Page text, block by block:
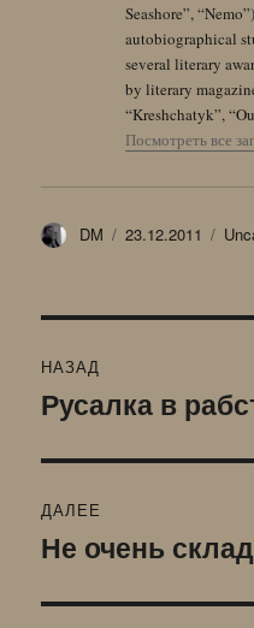
Seashore”,
autobiographical
several literary
by literary
“Kreshchatyk”,
Посмотреть все
Автор
DM Опубликовано
23.12.2011
по
НАЗАД
Предыдущая
Русалка в
ДАЛЕЕ
Следующая
Не очень